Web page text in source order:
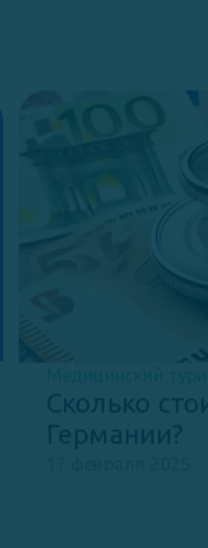
Сколько
Германии?